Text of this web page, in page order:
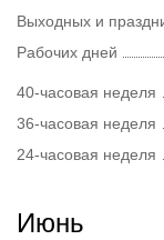
Выходных и
Рабочих дней
40-часовая неделя
36-часовая неделя
24-часовая неделя
Июнь